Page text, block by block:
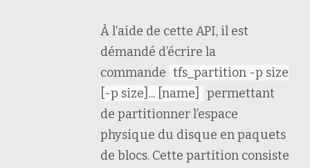
À l’aide de cette API, il est
démandé d’écrire la
commande tfs_partition -p size
[-p size]... [name]
permettant
de partitionner l’espace
physique du disque en paquets
de blocs. Cette partition consiste